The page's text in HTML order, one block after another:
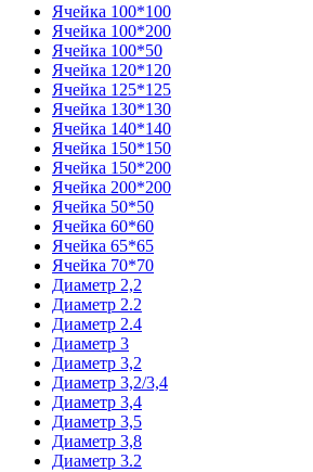
Ячейка 100*100
Ячейка 100*200
Ячейка 100*50
Ячейка 120*120
Ячейка 125*125
Ячейка 130*130
Ячейка 140*140
Ячейка 150*150
Ячейка 150*200
Ячейка 200*200
Ячейка 50*50
Ячейка 60*60
Ячейка 65*65
Ячейка 70*70
Диаметр 2,2
Диаметр 2.2
Диаметр 2.4
Диаметр 3
Диаметр 3,2
Диаметр 3,2/3,4
Диаметр 3,4
Диаметр 3,5
Диаметр 3,8
Диаметр 3.2